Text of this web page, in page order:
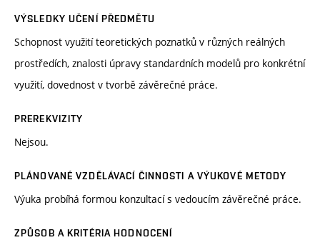
VÝSLEDKY UČENÍ PŘEDMĚTU
Schopnost využití teoretických poznatků v různých reálných
prostředích, znalosti úpravy standardních modelů pro konkrétní
využití, dovednost v tvorbě závěrečné práce.
PREREKVIZITY
Nejsou.
PLÁNOVANÉ VZDĚLÁVACÍ ČINNOSTI A VÝUKOVÉ METODY
Výuka probíhá formou konzultací s vedoucím závěrečné práce.
ZPŮSOB A KRITÉRIA HODNOCENÍ